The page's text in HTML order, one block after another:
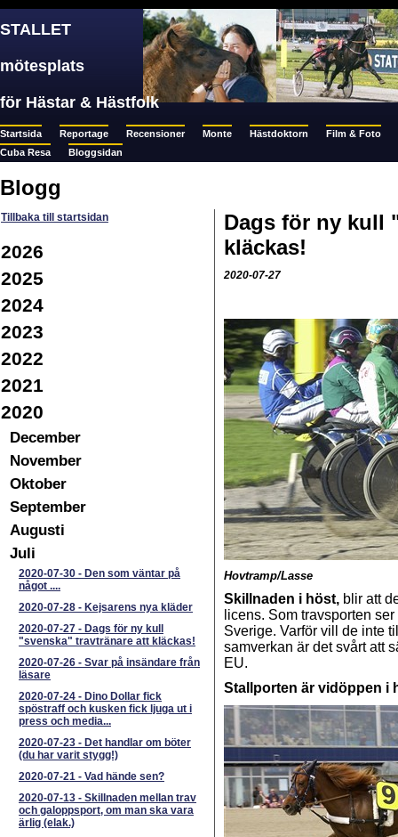
STALLET
mötesplats
för Hästar & Hästfolk
Startsida Reportage Recensioner Monte Hästdoktorn
Film & Foto
Cuba Resa
Bloggsidan
Blogg
Tillbaka till startsidan
2026
2025
2024
2023
2022
2021
2020
December
November
Oktober
September
Augusti
Juli
2020-07-30 - Den som väntar på
något ....
2020-07-28 - Kejsarens nya kläder
2020-07-27 - Dags för ny kull
"svenska" travtränare att kläckas!
2020-07-26 - Svar på insändare från
läsare
2020-07-24 - Dino Dollar fick
spöstraff och kusken fick ljuga ut i
press och media...
2020-07-23 - Det handlar om böter
(du har varit stygg!)
2020-07-21 - Vad hände sen?
2020-07-13 - Skillnaden mellan trav
och galoppsport, om man ska vara
ärlig (elak.)
Dags för ny kull
kläckas!
2020-07-27
Hovtramp/Lasse
Skillnaden i höst, blir att
licens. Som travsporten
Sverige. Varför vill de inte
samverkan är det svårt att
EU.
Stallporten är vidöppen i